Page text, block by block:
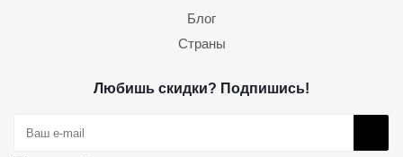
Блог
Страны
Любишь скидки? Подпишись!